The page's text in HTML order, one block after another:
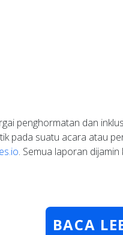
penghormatan dan
pada suatu acara atau
. Semua laporan
BACA